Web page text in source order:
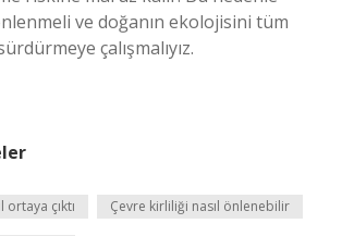
ve doğanın ekolojisini tüm
çalışmalıyız.
ortaya çıktı Çevre kirliliği nasıl önlenebilir